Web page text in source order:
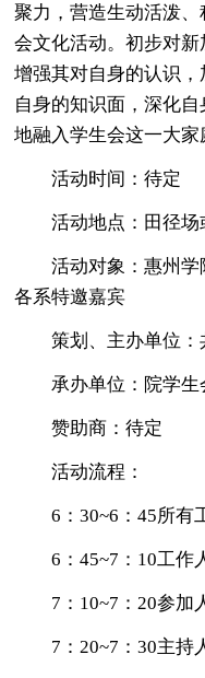
聚力，营造生动活泼
会文化活动。初步对新
增强其对自身的认识
自身的知识面，深化
地融入学生会这一大家
活动时间：待定
活动地点：田径场
活动对象：惠州学
各系特邀嘉宾
策划、主办单位：
承办单位：院学生
赞助商：待定
活动流程：
6：30~6：45所有
6：45~7：10工作
7：10~7：20参加
7：20~7：30主持